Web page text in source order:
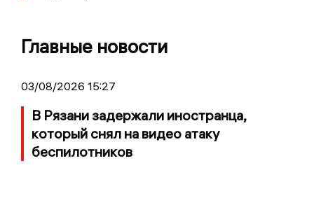
Главные новости
03/08/2026 15:27
В Рязани задержали иностранца,
который снял на видео атаку
беспилотников